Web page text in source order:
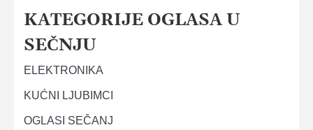
KATEGORIJE OGLASA U
SEČNJU
ELEKTRONIKA
KUĆNI LJUBIMCI
OGLASI SEČANJ